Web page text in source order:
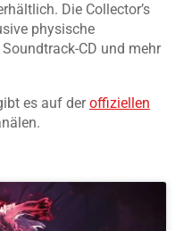
Die Collector’s
physische
CD und mehr
es auf deroffiziellen